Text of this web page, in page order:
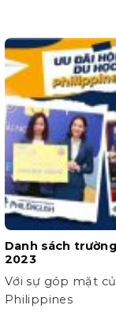
Danh sách
2023
Với sự góp mặt
Philippines